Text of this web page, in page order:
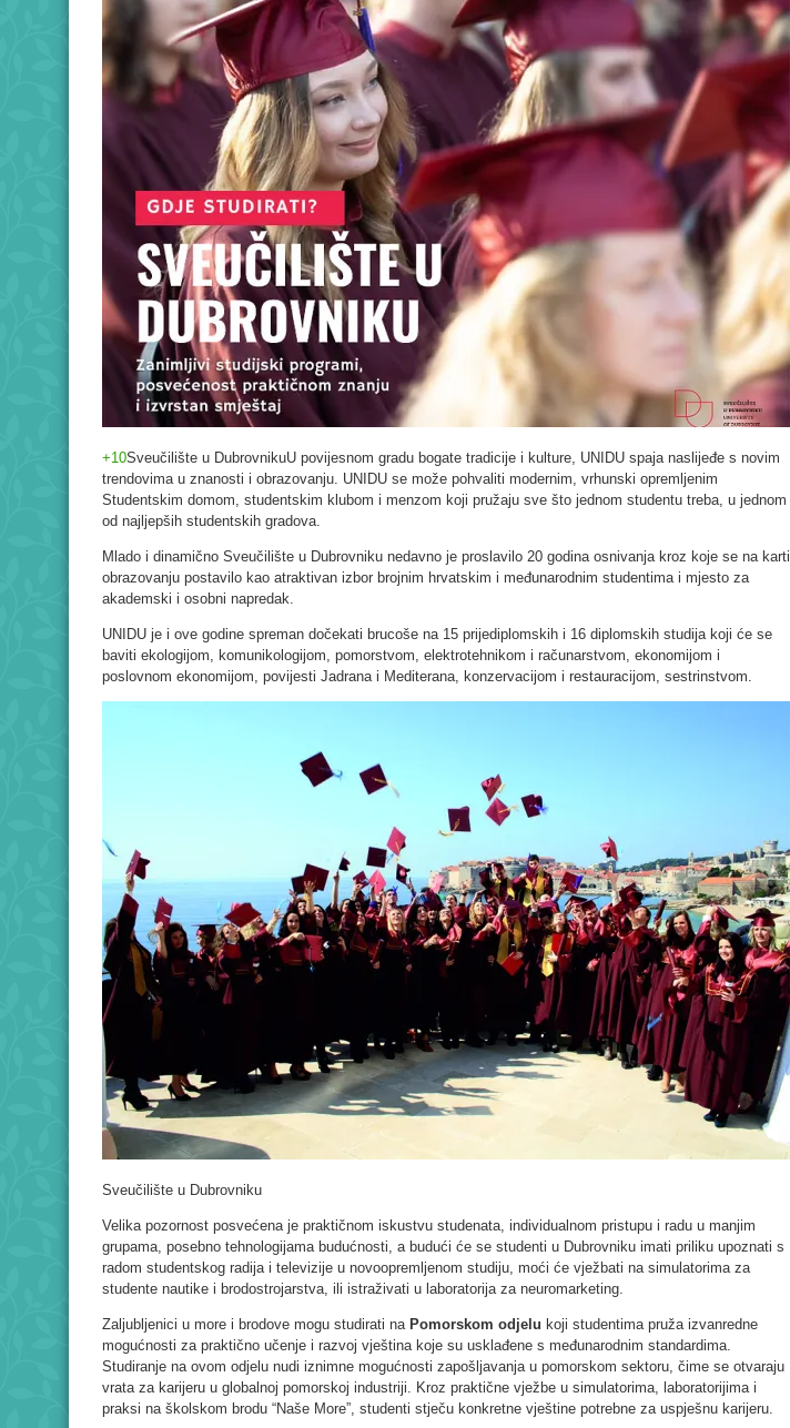
+10Sveučilište u DubrovnikuU povijesnom gradu bogate tradicije i kulture, UNIDU spaja naslijeđe s novim
trendovima u znanosti i obrazovanju. UNIDU se može pohvaliti modernim, vrhunski opremljenim
Studentskim domom, studentskim klubom i menzom koji pružaju sve što jednom studentu treba, u jednom
od najljepših studentskih gradova.
Mlado i dinamično Sveučilište u Dubrovniku nedavno je proslavilo 20 godina osnivanja kroz koje se na karti
obrazovanju postavilo kao atraktivan izbor brojnim hrvatskim i međunarodnim studentima i mjesto za
akademski i osobni napredak.
UNIDU je i ove godine spreman dočekati brucoše na 15 prijediplomskih i 16 diplomskih studija koji će se
baviti ekologijom, komunikologijom, pomorstvom, elektrotehnikom i računarstvom, ekonomijom i
poslovnom ekonomijom, povijesti Jadrana i Mediterana, konzervacijom i restauracijom, sestrinstvom.
Sveučilište u Dubrovniku
Velika pozornost posvećena je praktičnom iskustvu studenata, individualnom pristupu i radu u manjim
grupama, posebno tehnologijama budućnosti, a budući će se studenti u Dubrovniku imati priliku upoznati s
radom studentskog radija i televizije u novoopremljenom studiju, moći će vježbati na simulatorima za
studente nautike i brodostrojarstva, ili istraživati u laboratorija za neuromarketing.
Zaljubljenici u more i brodove mogu studirati na Pomorskom odjelu koji studentima pruža izvanredne
mogućnosti za praktično učenje i razvoj vještina koje su usklađene s međunarodnim standardima.
Studiranje na ovom odjelu nudi iznimne mogućnosti zapošljavanja u pomorskom sektoru, čime se otvaraju
vrata za karijeru u globalnoj pomorskoj industriji. Kroz praktične vježbe u simulatorima, laboratorijima i
praksi na školskom brodu “Naše More”, studenti stječu konkretne vještine potrebne za uspješnu karijeru.